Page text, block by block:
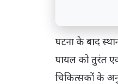
घटना के बाद
घायल को तुरंत
चिकित्सकों के